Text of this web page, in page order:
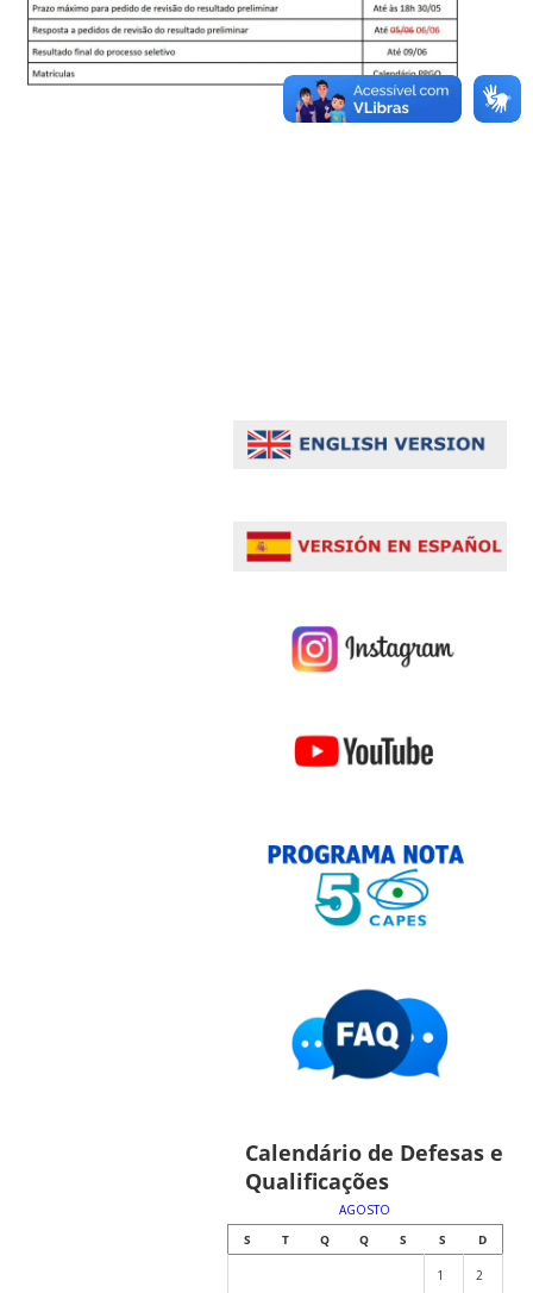
Calendário de Defesas e
Qualificações
AGOSTO
S
T Q Q S S D
1 2